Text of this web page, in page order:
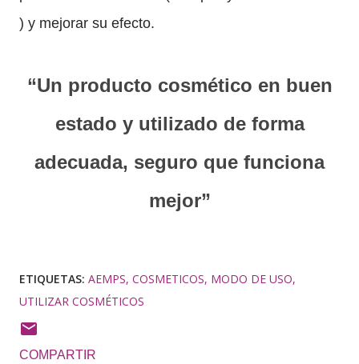
) y mejorar su efecto.
“Un producto cosmético en buen
estado y utilizado de forma
adecuada, seguro que funciona
mejor”
ETIQUETAS: AEMPS COSMETICOS MODO DE USO
UTILIZAR COSMÉTICOS
COMPARTIR